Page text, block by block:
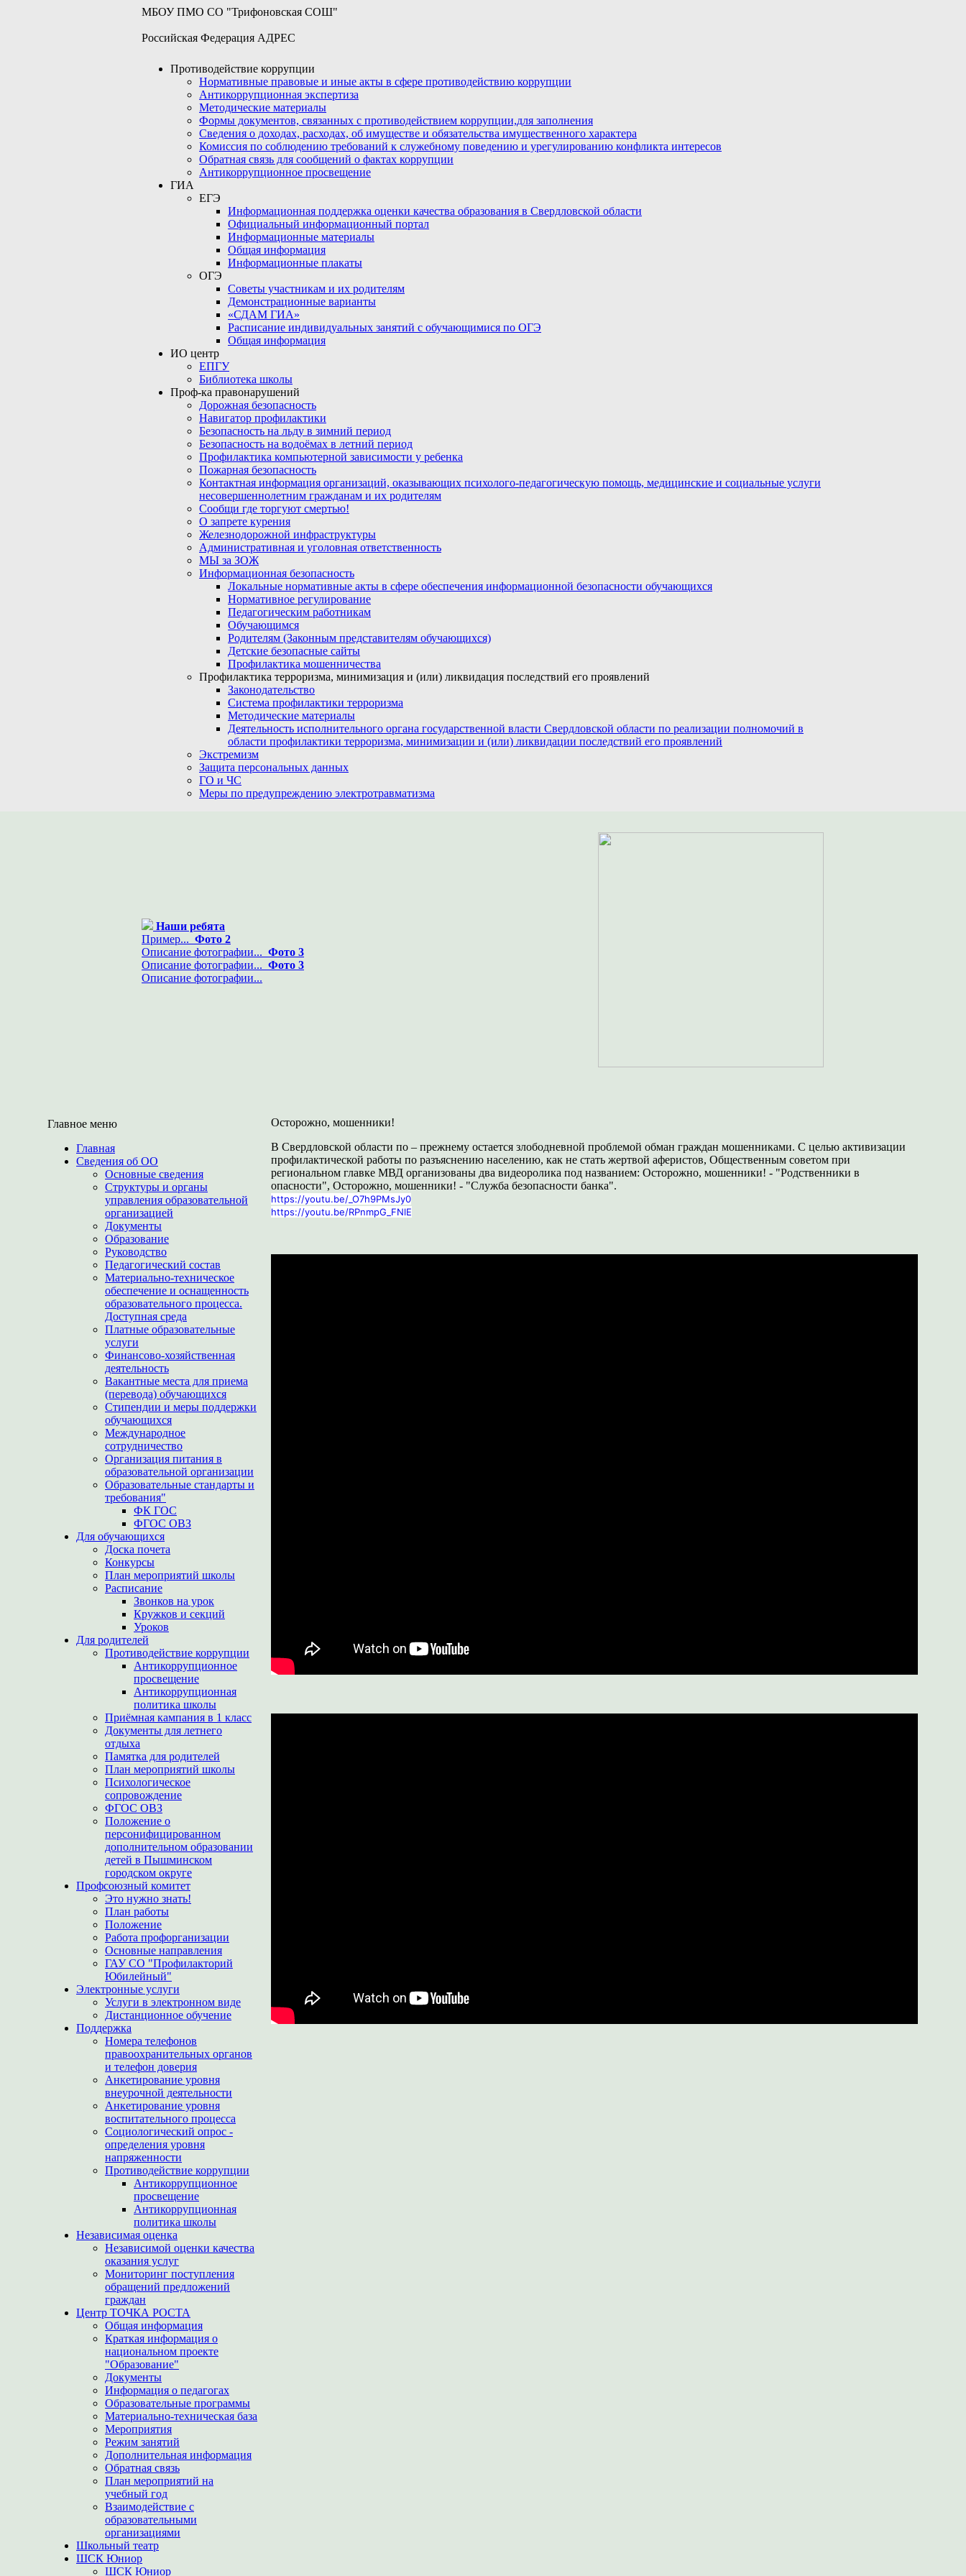
МБОУ ПМО СО "Трифоновская СОШ"
Российская Федерация АДРЕС
Противодействие коррупции
Нормативные правовые и иные акты в сфере противодействию коррупции
Антикоррупционная экспертиза
Методические материалы
Формы документов, связанных с противодействием коррупции,для заполнения
Сведения о доходах, расходах, об имуществе и обязательства имущественного характера
Комиссия по соблюдению требований к служебному поведению и урегулированию конфликта интересов
Обратная связь для сообщений о фактах коррупции
Антикоррупционное просвещение
ГИА
ЕГЭ
Информационная поддержка оценки качества образования в Свердловской области
Официальный информационный портал
Информационные материалы
Общая информация
Информационные плакаты
ОГЭ
Советы участникам и их родителям
Демонстрационные варианты
«СДАМ ГИА»
Расписание индивидуальных занятий с обучающимися по ОГЭ
Общая информация
ИО центр
ЕПГУ
Библиотека школы
Проф-ка правонарушений
Дорожная безопасность
Навигатор профилактики
Безопасность на льду в зимний период
Безопасность на водоёмах в летний период
Профилактика компьютерной зависимости у ребенка
Пожарная безопасность
Контактная информация организаций, оказывающих психолого-педагогическую помощь, медицинские и социальные услуги
несовершеннолетним гражданам и их родителям
Сообщи где торгуют смертью!
О запрете курения
Железнодорожной инфраструктуры
Административная и уголовная ответственность
МЫ за ЗОЖ
Информационная безопасность
Локальные нормативные акты в сфере обеспечения информационной безопасности обучающихся
Нормативное регулирование
Педагогическим работникам
Обучающимся
Родителям (Законным представителям обучающихся)
Детские безопасные сайты
Профилактика мошенничества
Профилактика терроризма, минимизация и (или) ликвидация последствий его проявлений
Законодательство
Система профилактики терроризма
Методические материалы
Деятельность исполнительного органа государственной власти Свердловской области по реализации полномочий в
области профилактики терроризма, минимизации и (или) ликвидации последствий его проявлений
Экстремизм
Защита персональных данных
ГО и ЧС
Меры по предупреждению электротравматизма
Наши ребята
Пример... Фото 2
Описание фотографии... Фото 3
Описание фотографии... Фото 3
Описание фотографии...
Главное меню
Главная
Сведения об ОО
Основные сведения
Структуры и органы
управления образовательной
организацией
Документы
Образование
Руководство
Педагогический состав
Материально-техническое
обеспечение и оснащенность
образовательного процесса.
Доступная среда
Платные образовательные
услуги
Финансово-хозяйственная
деятельность
Вакантные места для приема
(перевода) обучающихся
Стипендии и меры поддержки
обучающихся
Международное
сотрудничество
Организация питания в
образовательной организации
Образовательные стандарты и
требования"
ФК ГОС
ФГОС ОВЗ
Для обучающихся
Доска почета
Конкурсы
План мероприятий школы
Расписание
Звонков на урок
Кружков и секций
Уроков
Для родителей
Противодействие коррупции
Антикоррупционное
просвещение
Антикоррупционная
политика школы
Приёмная кампания в 1 класс
Документы для летнего
отдыха
Памятка для родителей
План мероприятий школы
Психологическое
сопровождение
ФГОС ОВЗ
Положение о
персонифицированном
дополнительном образовании
детей в Пышминском
городском округе
Профсоюзный комитет
Это нужно знать!
План работы
Положение
Работа профорганизации
Основные направления
ГАУ СО "Профилакторий
Юбилейный"
Электронные услуги
Услуги в электронном виде
Дистанционное обучение
Поддержка
Номера телефонов
правоохранительных органов
и телефон доверия
Анкетирование уровня
внеурочной деятельности
Анкетирование уровня
воспитательного процесса
Социологический опрос -
определения уровня
напряженности
Противодействие коррупции
Антикоррупционное
просвещение
Антикоррупционная
политика школы
Независимая оценка
Независимой оценки качества
оказания услуг
Мониторинг поступления
обращений предложений
граждан
Центр ТОЧКА РОСТА
Общая информация
Краткая информация о
национальном проекте
"Образование"
Документы
Информация о педагогах
Образовательные программы
Материально-техническая база
Мероприятия
Режим занятий
Дополнительная информация
Обратная связь
План мероприятий на
учебный год
Взаимодействие с
образовательными
организациями
Школьный театр
ШСК Юниор
ШСК Юниор
Осторожно, мошенники!
В Свердловской области по – прежнему остается злободневной проблемой обман граждан мошенниками. С целью активизации
профилактической работы по разъяснению населению, как не стать жертвой аферистов, Общественным советом при
региональном главке МВД организованы два видеоролика под названием: Осторожно, мошенники! - "Родственники в
опасности", Осторожно, мошенники! - "Служба безопасности банка".
https://youtu.be/_O7h9PMsJy0
https://youtu.be/RPnmpG_FNlE